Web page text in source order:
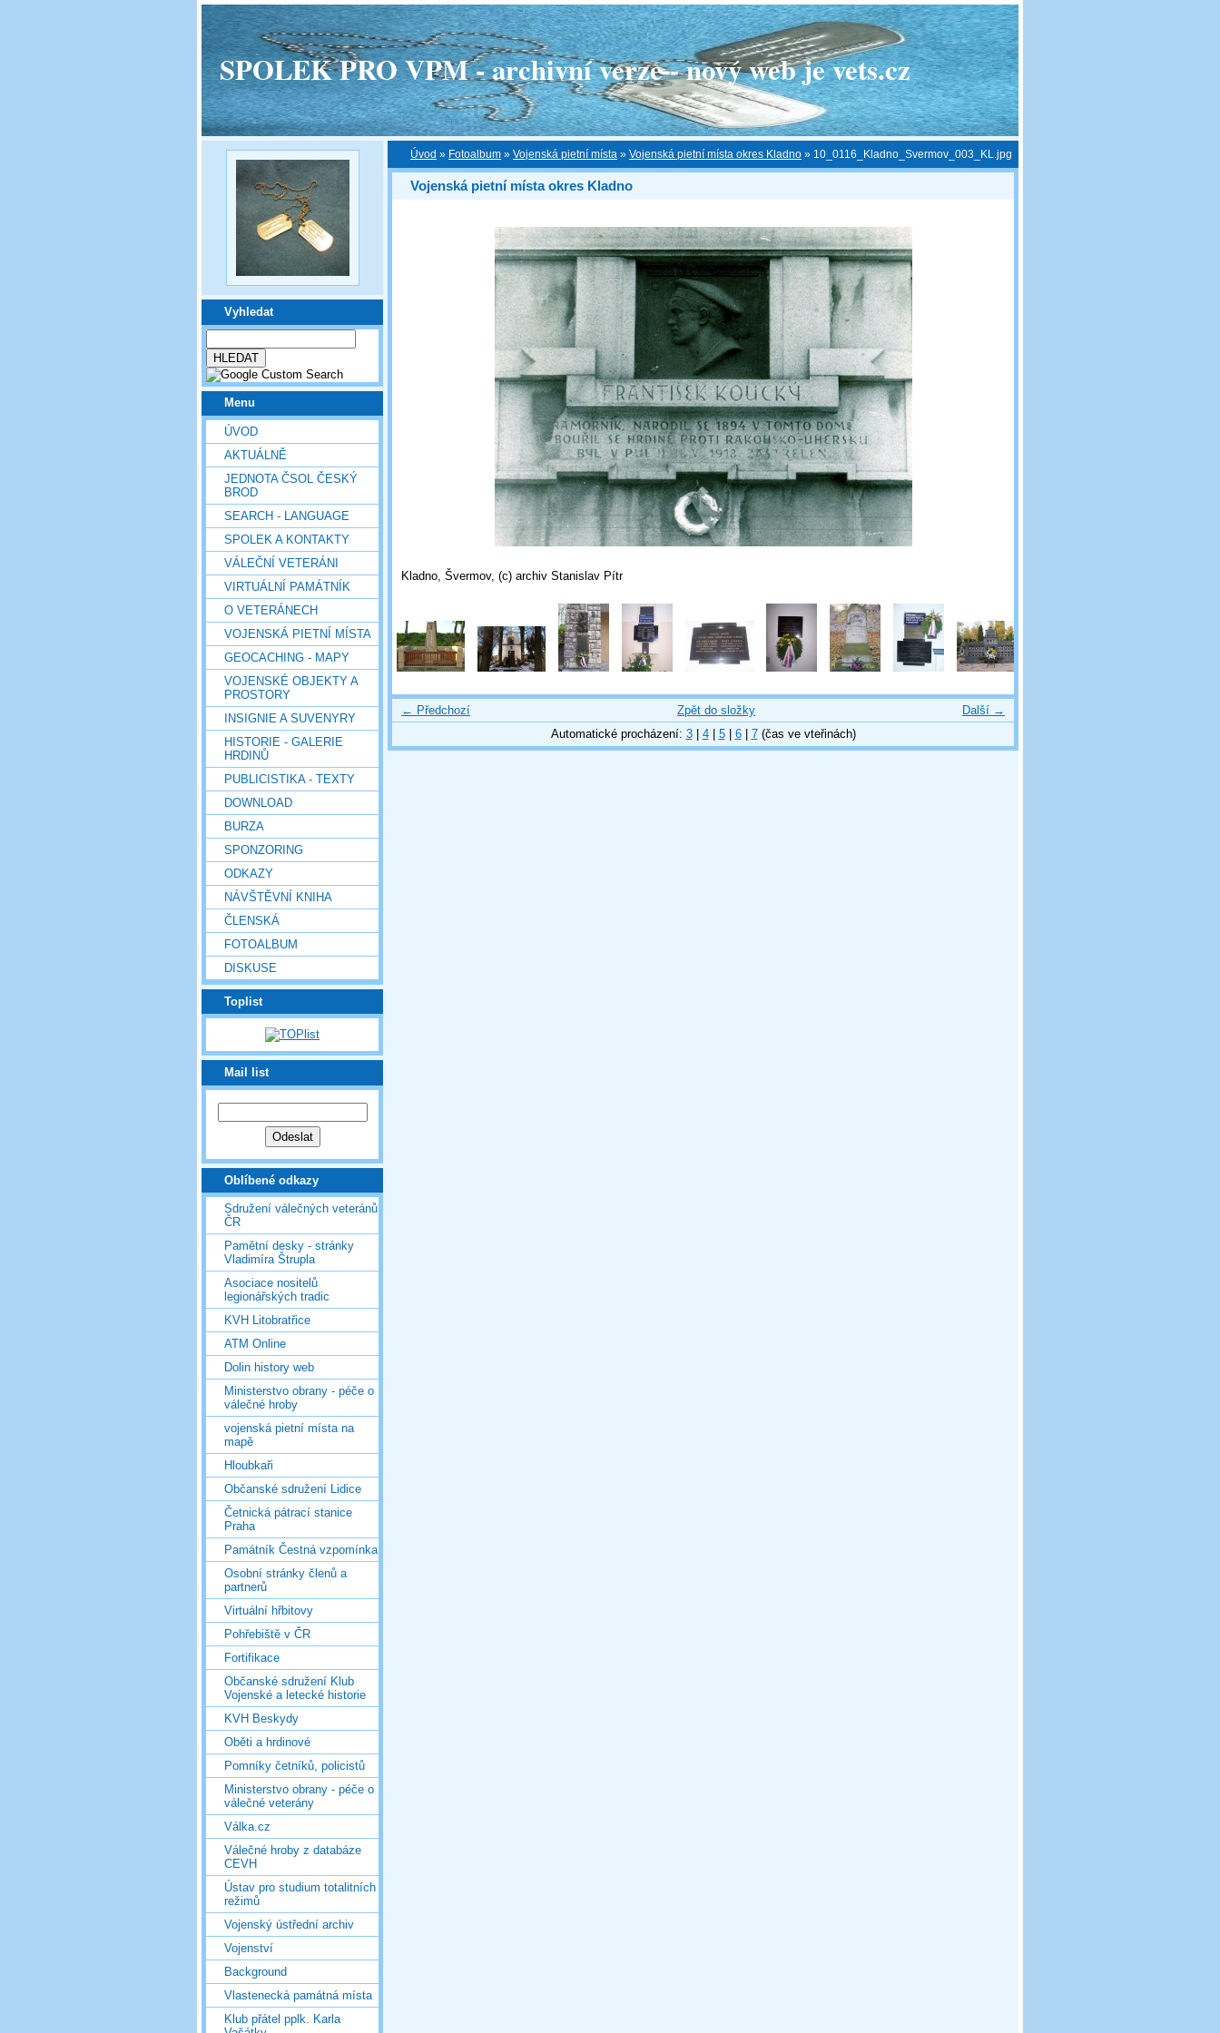
SPOLEK PRO VPM - archivní verze - nový web je vets.cz
Vyhledat
Menu
ÚVOD
AKTUÁLNĚ
JEDNOTA ČSOL ČESKÝ
BROD
SEARCH - LANGUAGE
SPOLEK A KONTAKTY
VÁLEČNÍ VETERÁNI
VIRTUÁLNÍ PAMÁTNÍK
O VETERÁNECH
VOJENSKÁ PIETNÍ MÍSTA
GEOCACHING - MAPY
VOJENSKÉ OBJEKTY A
PROSTORY
INSIGNIE A SUVENYRY
HISTORIE - GALERIE
HRDINŮ
PUBLICISTIKA - TEXTY
DOWNLOAD
BURZA
SPONZORING
ODKAZY
NÁVŠTĚVNÍ KNIHA
ČLENSKÁ
FOTOALBUM
DISKUSE
Toplist
Mail list
Oblíbené odkazy
Sdružení válečných veteránů
ČR
Pamětní desky - stránky
Vladimíra Štrupla
Asociace nositelů
legionářských tradic
KVH Litobratřice
ATM Online
Dolin history web
Ministerstvo obrany - péče o
válečné hroby
vojenská pietní místa na
mapě
Hloubkaři
Občanské sdružení Lidice
Četnická pátrací stanice
Praha
Památník Čestná vzpomínka
Osobní stránky členů a
partnerů
Virtuální hřbitovy
Pohřebiště v ČR
Fortifikace
Občanské sdružení Klub
Vojenské a letecké historie
KVH Beskydy
Oběti a hrdinové
Pomníky četníků, policistů
Ministerstvo obrany - péče o
válečné veterány
Válka.cz
Válečné hroby z databáze
CEVH
Ústav pro studium totalitních
režimů
Vojenský ústřední archiv
Vojenství
Background
Vlastenecká památná místa
Klub přátel pplk. Karla
Úvod » Fotoalbum » Vojenská pietní místa » Vojenská pietní místa okres Kladno » 10_0116_Kladno_Svermov_003_KL.jpg
Vojenská pietní místa okres Kladno
Kladno, Švermov, (c) archiv Stanislav Pítr
← Předchozí Další →
Zpět do složky
Automatické procházení: 3| 4| 5| 6| 7(čas ve vteřinách)